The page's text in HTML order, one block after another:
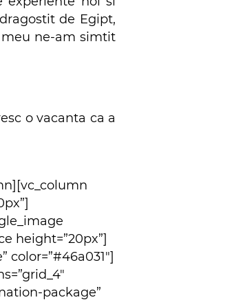
de Egipt,
meu ne-am simtit
o vacanta ca a
height=”20px”]
package”